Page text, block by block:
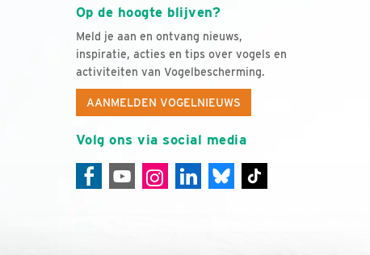
Op de hoogte blijven?
Meld je aan en ontvang nieuws,
inspiratie, acties en tips over vogels en
activiteiten van Vogelbescherming.
AANMELDEN VOGELNIEUWS
Volg ons via social media